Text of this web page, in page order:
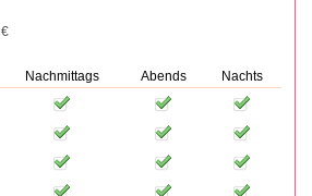
Nachmittags Abends
Nachts